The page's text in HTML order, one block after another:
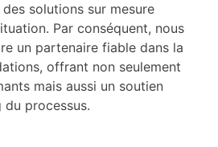
solutions sur mesure
Par conséquent, nous
un partenaire fiable dans la
offrant non seulement
mais aussi un soutien
processus.